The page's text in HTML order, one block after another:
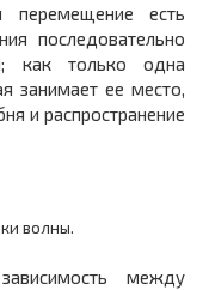
перемещение есть
последовательно
как только одна
занимает ее место,
и распространение
волны.
между